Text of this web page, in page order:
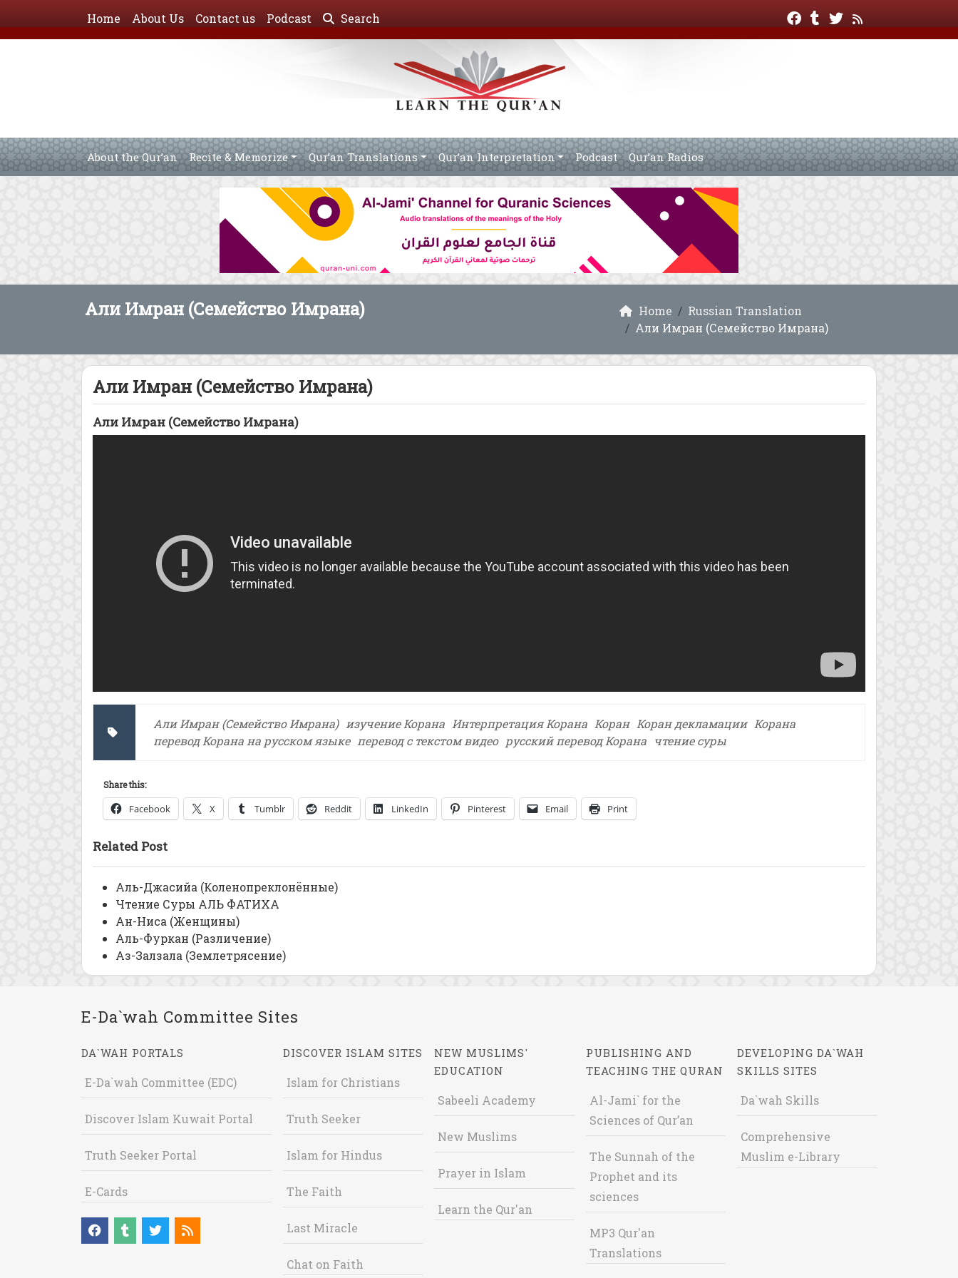
Home About Us Contact us Podcast Search
About the Qur’an Recite & Memorize Qur’an Translations Qur’an Interpretation Podcast Qur’an Radios
Али Имран (Семейство Имрана) Home
Russian Translation
Али Имран (Семейство Имрана)
Али Имран (Семейство Имрана)
Али Имран (Семейство Имрана)
Али Имран (Семейство Имрана) изучение Корана Интерпретация Корана Коран Коран декламации Корана
перевод Корана на русском языке перевод с текстом видео русский перевод Корана чтение суры
Share this:
Facebook X Tumblr Reddit LinkedIn Pinterest Email Print
Related Post
Аль-Джасийа (Коленопреклонённые)
Чтение Суры АЛЬ ФАТИХА
Ан-Ниса (Женщины)
Аль-Фуркан (Различение)
Аз-Залзала (Землетрясение)
E-Da`wah Committee Sites
DA`WAH PORTALS
E-Da`wah Committee (EDC)
Discover Islam Kuwait Portal
Truth Seeker Portal
E-Cards
DISCOVER ISLAM SITES
Islam for Christians
Truth Seeker
Islam for Hindus
The Faith
Last Miracle
Chat on Faith
NEW MUSLIMS'
EDUCATION
Sabeeli Academy
New Muslims
Prayer in Islam
Learn the Qur'an
PUBLISHING AND
TEACHING THE QURAN
Al-Jami` for the
Sciences of Qur’an
The Sunnah of the
Prophet and its
sciences
MP3 Qur'an
Translations
DEVELOPING DA`WAH
SKILLS SITES
Da`wah Skills
Comprehensive
Muslim e-Library